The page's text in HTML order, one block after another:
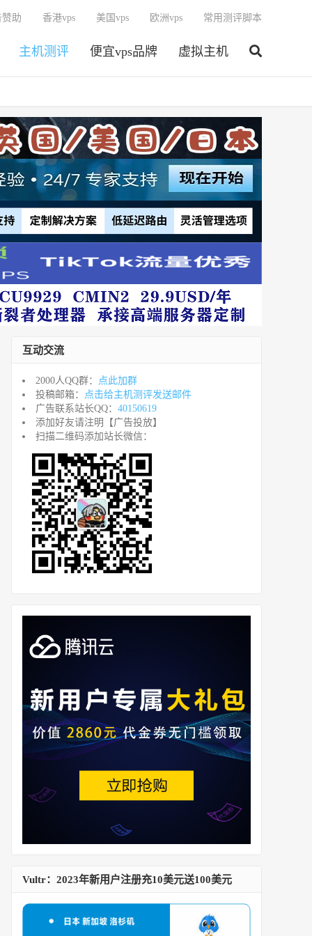
主机测评 便宜vps品牌 虚拟主机
助 香港vps 美国vps 欧洲vps 常用测评脚本
互动交流
2000人QQ群： 点此加群
投稿邮箱： 点击给主机测评发送邮件
广告联系站长QQ： 40150619
添加好友请注明【广告投放】
扫描二维码添加站长微信：
Vultr：2023年新用户注册充10美元送100美元